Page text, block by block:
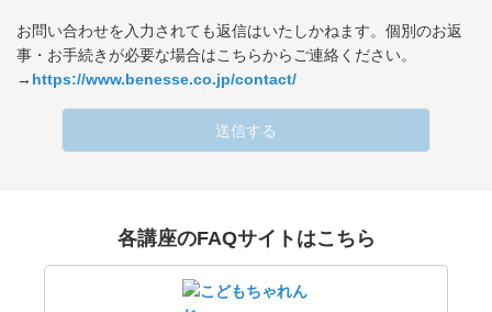
お問い合わせを入力されても返信はいたしかねます。個別のお返
事・お手続きが必要な場合はこちらからご連絡ください。
→ https://www.benesse.co.jp/contact/
送信する
各講座のFAQサイトはこちら